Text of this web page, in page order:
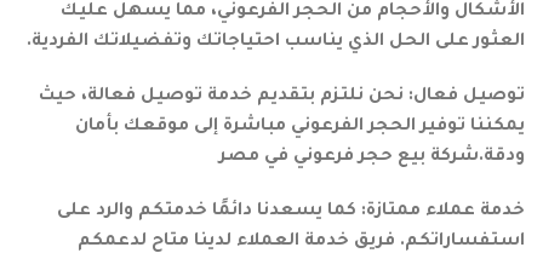
الأشكال والأحجام من الحجر الفرعوني، مما يسهل عليك
العثور على الحل الذي يناسب احتياجاتك وتفضيلاتك الفردية.
توصيل فعال: نحن نلتزم بتقديم خدمة توصيل فعالة، حيث
يمكننا توفير الحجر الفرعوني مباشرة إلى موقعك بأمان
ودقة.شركة بيع حجر فرعوني في مصر
خدمة عملاء ممتازة: كما يسعدنا دائمًا خدمتكم والرد على
استفساراتكم. فريق خدمة العملاء لدينا متاح لدعمكم